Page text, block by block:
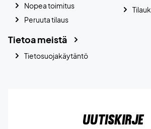
Nopea toimitus
Peruuta tilaus
Tietoa meistä
Tietosuojakäytäntö
Uutiskirje